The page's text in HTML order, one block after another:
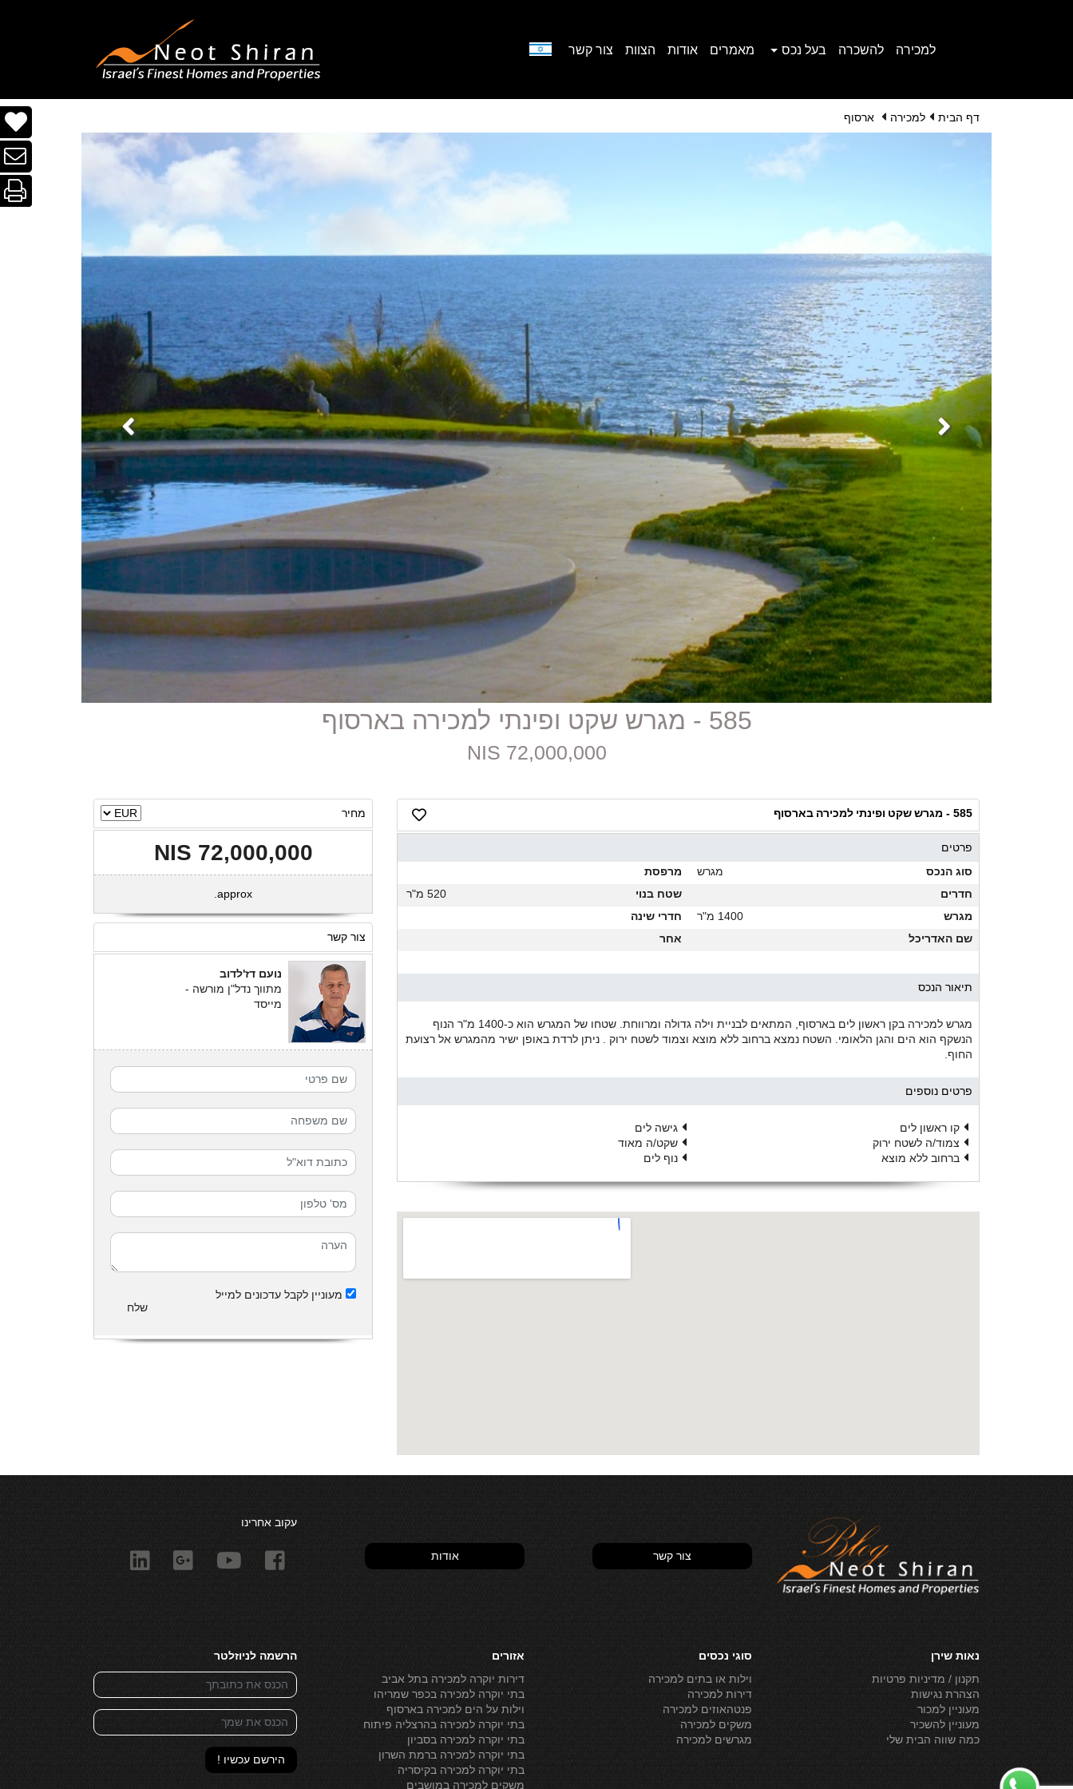
למכירה להשכרה בעל נכס מאמרים אודות הצוות צור קשר
דף הבית למכירה ארסוף
585 - מגרש שקט ופינתי למכירה בארסוף
72,000,000 NIS
585 - מגרש שקט ופינתי למכירה בארסוף
פרטים
סוג הנכס
מגרש
מרפסת
חדרים
שטח בנוי
520 מ"ר
מגרש
1400 מ"ר
חדרי שינה
שם האדריכל
אחר
תיאור הנכס
מגרש למכירה בקן ראשון לים בארסוף, המתאים לבניית וילה גדולה ומרווחת. שטחו של המגרש הוא כ-1400 מ"ר הנוף
הנשקף הוא הים והגן הלאומי. השטח נמצא ברחוב ללא מוצא וצמוד לשטח ירוק . ניתן לרדת באופן ישיר מהמגרש אל רצועת
החוף.
פרטים נוספים
קו ראשון לים
גישה לים
צמוד/ה לשטח ירוק
שקט/ה מאוד
ברחוב ללא מוצא
נוף לים
מחיר
72,000,000 NIS
approx.
צור קשר
נועם דז'לדוב
מתווך נדל"ן מורשה -
מייסד
מעוניין לקבל עדכונים למייל
שלח
צור קשר אודות
עקוב אחרינו
נאות שירן
תקנון / מדיניות פרטיות
הצהרת נגישות
מעוניין למכור
מעוניין להשכיר
כמה שווה הבית שלי
סוגי נכסים
וילות או בתים למכירה
דירות למכירה
פנטהאוזים למכירה
משקים למכירה
מגרשים למכירה
אזורים
דירות יוקרה למכירה בתל אביב
בתי יוקרה למכירה בכפר שמריהו
וילות על הים למכירה בארסוף
בתי יוקרה למכירה בהרצליה פיתוח
בתי יוקרה למכירה בסביון
בתי יוקרה למכירה ברמת השרון
בתי יוקרה למכירה בקיסריה
משקים למכירה במושבים
הרשמה לניוזלטר
הירשם עכשיו !